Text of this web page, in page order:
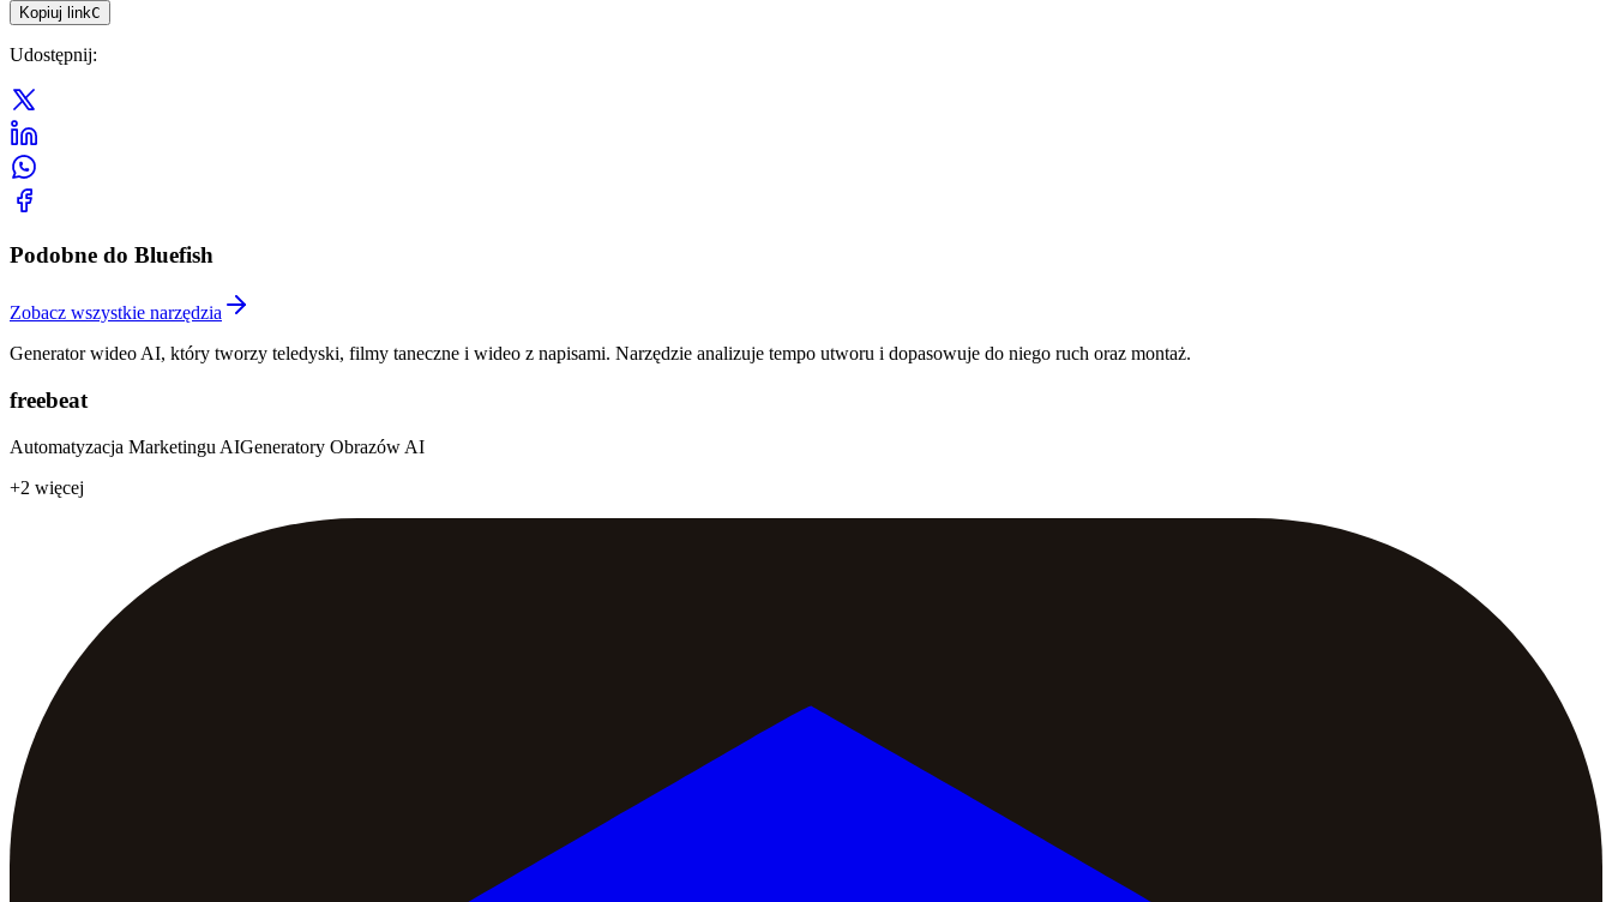
Kopiuj linkC
Udostępnij:
Podobne do Bluefish
Zobacz wszystkie narzędzia
Generator wideo AI, który tworzy teledyski, filmy taneczne i wideo z napisami. Narzędzie analizuje tempo utworu i dopasowuje do niego ruch oraz montaż.
freebeat
Automatyzacja Marketingu AIGeneratory Obrazów AI
+2 więcej